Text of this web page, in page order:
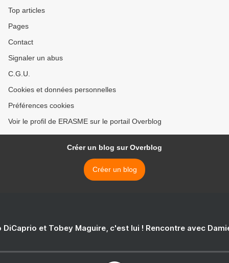
Top articles
Pages
Contact
Signaler un abus
C.G.U.
Cookies et données personnelles
Préférences cookies
Voir le profil de ERASME sur le portail Overblog
Créer un blog sur Overblog
Créer un blog
DiCaprio et Tobey Maguire, c'est lui ! Rencontre avec